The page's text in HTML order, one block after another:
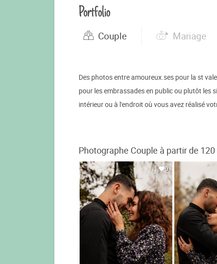
Portfolio
Couple Mariage
Des photos entre amoureux.ses pour la st
pour les embrassades en public ou plutôt les
intérieur ou à l'endroit où vous avez réalisé
Photographe Couple à partir de 120
0